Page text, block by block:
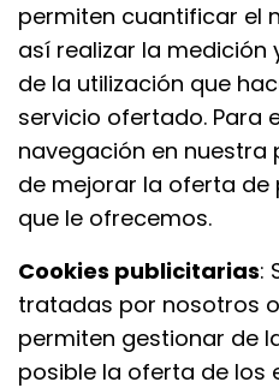
permiten cuantificar el
así realizar la medición
de la utilización que
servicio ofertado. Para
navegación en nuestra
de mejorar la oferta
que le ofrecemos.
Cookies publicitarias:
tratadas por nosotros
permiten gestionar de
posible la oferta de los